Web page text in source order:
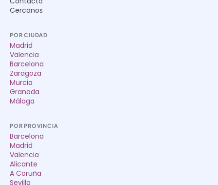
Cercanos
POR CIUDAD
Madrid
Valencia
Barcelona
Zaragoza
Murcia
Granada
Málaga
POR PROVINCIA
Barcelona
Madrid
Valencia
Alicante
A Coruña
Sevilla